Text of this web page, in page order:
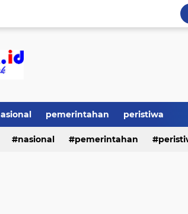
pemerintahan peristiwa
nasional pemerintahan